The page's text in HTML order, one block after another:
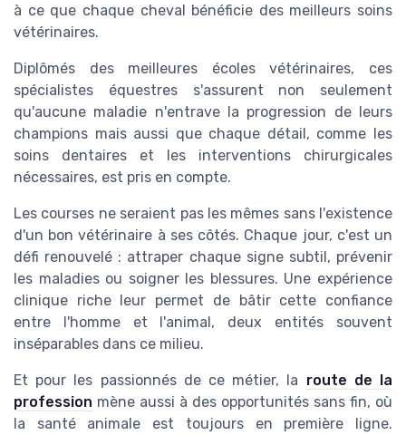
à ce que chaque cheval bénéficie des meilleurs soins
vétérinaires.
Diplômés des meilleures écoles vétérinaires, ces
spécialistes équestres s'assurent non seulement
qu'aucune maladie n'entrave la progression de leurs
champions mais aussi que chaque détail, comme les
soins dentaires et les interventions chirurgicales
nécessaires, est pris en compte.
Les courses ne seraient pas les mêmes sans l'existence
d'un bon vétérinaire à ses côtés. Chaque jour, c'est un
défi renouvelé : attraper chaque signe subtil, prévenir
les maladies ou soigner les blessures. Une expérience
clinique riche leur permet de bâtir cette confiance
entre l'homme et l'animal, deux entités souvent
inséparables dans ce milieu.
Et pour les passionnés de ce métier, la route de la
profession mène aussi à des opportunités sans fin, où
la santé animale est toujours en première ligne.